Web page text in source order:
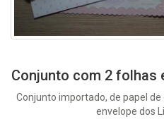
Conjunto com 2 folhas
Conjunto importado, de papel
envelope dos